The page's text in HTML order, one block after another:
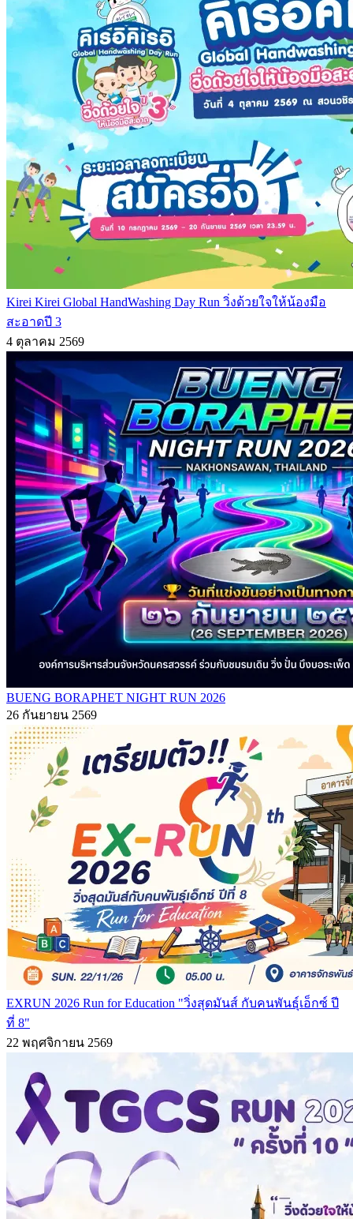
Kirei Kirei Global HandWashing Day Run วิ่งด้วยใจให้น้องมือ
สะอาดปี 3
4 ตุลาคม 2569
BUENG BORAPHET NIGHT RUN 2026
26 กันยายน 2569
EXRUN 2026 Run for Education "วิ่งสุดมันส์ กับคนพันธุ์เอ็กซ์ ปี
ที่ 8"
22 พฤศจิกายน 2569